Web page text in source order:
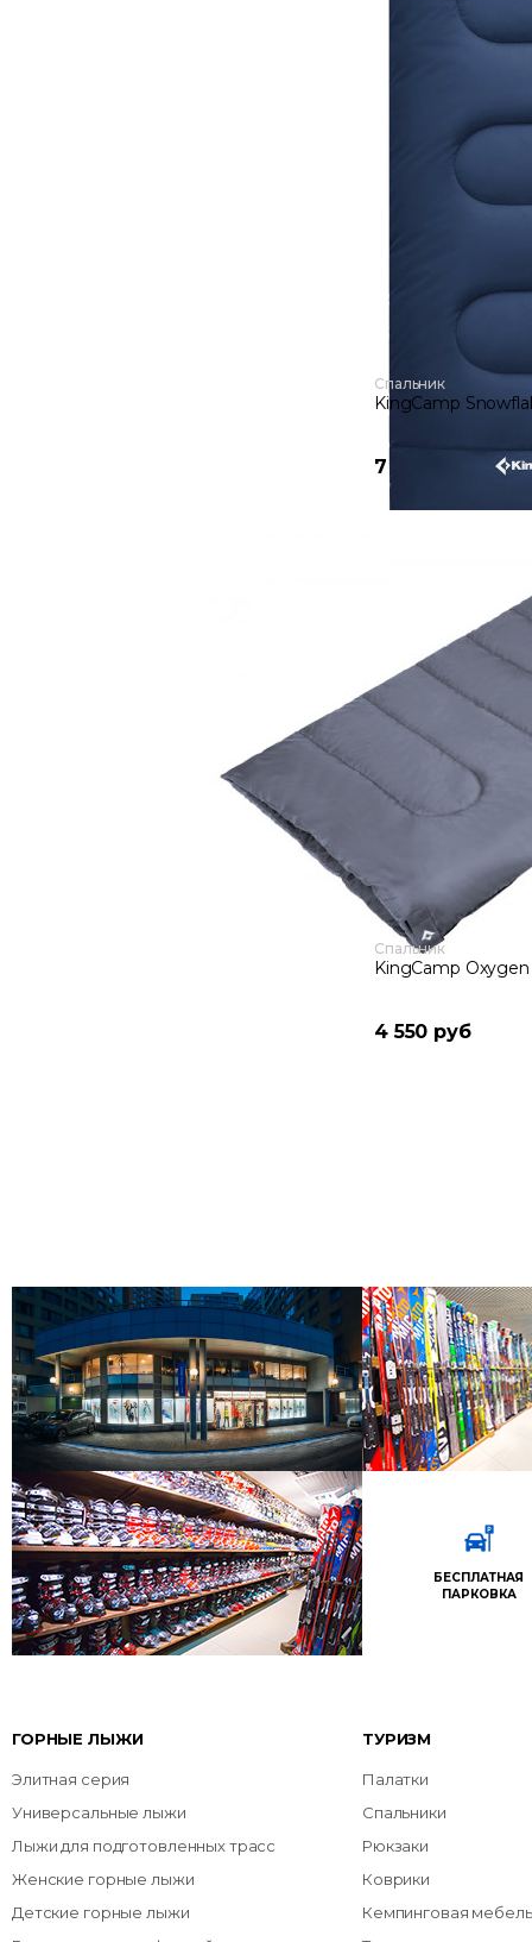
Спальник
KingCamp
7 620 руб
Спальник
KingCamp
4 550 руб
БЕСПЛАТНАЯ
ПАРКОВКА
ГОРНЫЕ ЛЫЖИ
Элитная серия
Универсальные лыжи
Лыжи для подготовленных трасс
Женские горные лыжи
Детские горные лыжи
ТУРИЗМ
Палатки
Спальники
Рюкзаки
Коврики
Кемпинговая мебель